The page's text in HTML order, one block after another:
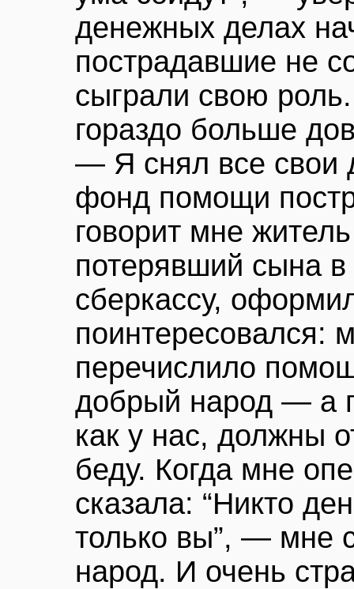
денежных делах
пострадавшие не
сыграли свою
гораздо больше
— Я снял все свои
фонд помощи
говорит мне
потерявший сына
сберкассу,
поинтересовался:
перечислило
добрый народ — а
как у нас, должны
беду. Когда мне
сказала: “Никто
только вы”, — мне
народ. И очень